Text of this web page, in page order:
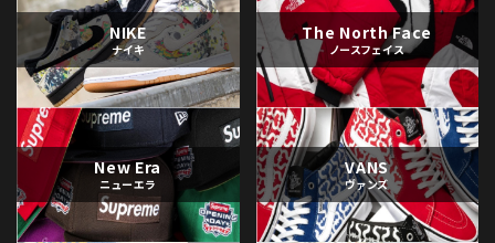
NIKE
ナイキ
The North Face
ノースフェイス
New Era
ニューエラ
VANS
ヴァンズ